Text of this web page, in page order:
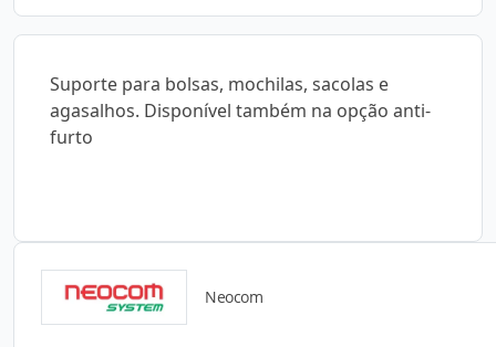
Suporte para bolsas, mochilas, sacolas e
agasalhos. Disponível também na opção anti-
furto
Neocom
Catálogos para Download